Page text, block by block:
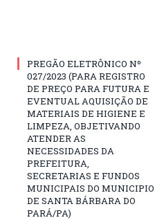
PREGÃO ELETRÔNICO Nº
027/2023 (PARA REGISTRO
DE PREÇO PARA FUTURA E
EVENTUAL AQUISIÇÃO DE
MATERIAIS DE HIGIENE E
LIMPEZA, OBJETIVANDO
ATENDER AS
NECESSIDADES DA
PREFEITURA,
SECRETARIAS E FUNDOS
MUNICIPAIS DO MUNICIPIO
DE SANTA BÁRBARA DO
PARÁ/PA)